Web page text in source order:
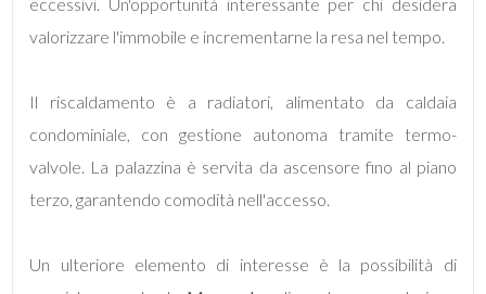
valorizzare l'immobile e incrementarne la resa nel tempo.
Il riscaldamento è a radiatori, alimentato da caldaia
condominiale, con gestione autonoma tramite termo-
valvole. La palazzina è servita da ascensore fino al piano
terzo, garantendo comodità nell'accesso.
Un ulteriore elemento di interesse è la possibilità di
minimi